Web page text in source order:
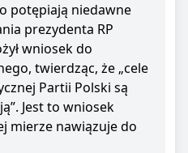
potępiają niedawne
prezydenta RP
wniosek do
twierdząc, że „cele
Partii Polski są
Jest to wniosek
mierze nawiązuje do